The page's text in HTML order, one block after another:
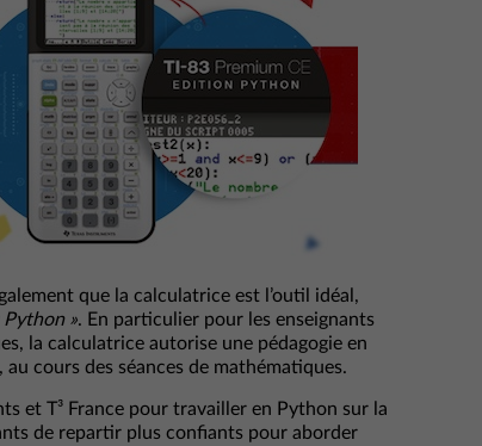
que la calculatrice est l’outil idéal,
Python ». En particulier pour les enseignants
la calculatrice autorise une pédagogie en
cours des séances de mathématiques.
et T³ France pour travailler en Python sur la
de repartir plus confiants pour aborder